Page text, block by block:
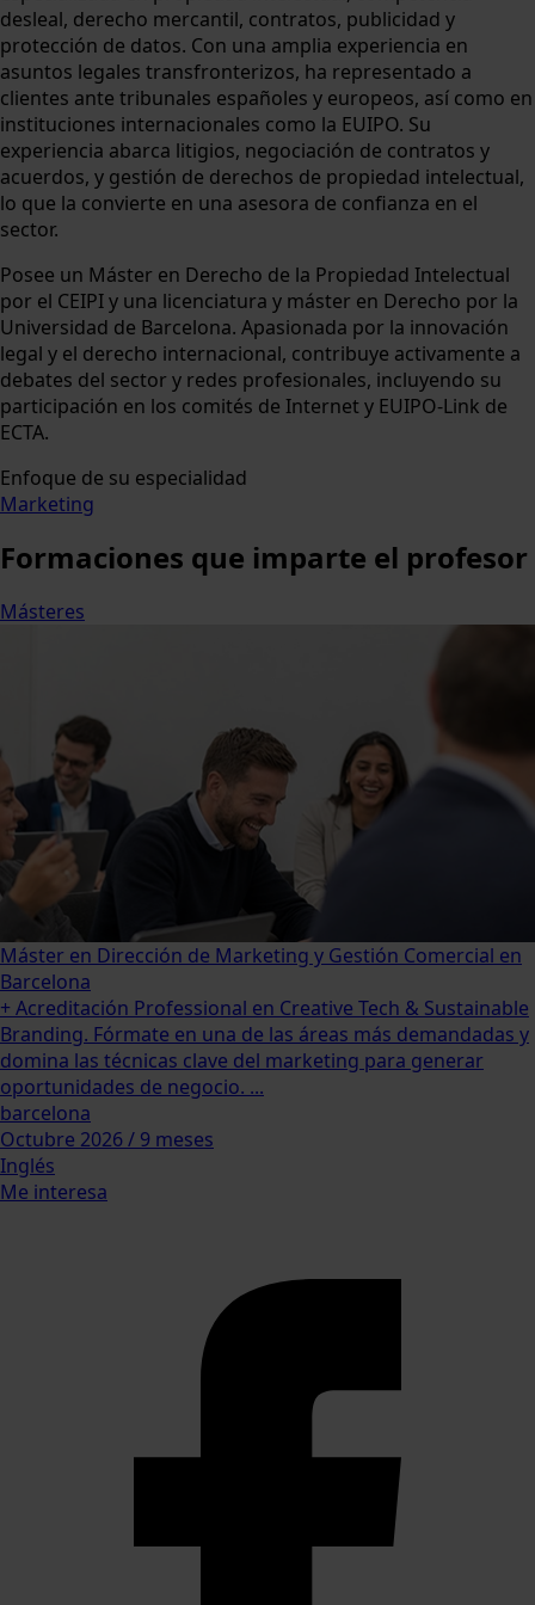
desleal, derecho mercantil, contratos, publicidad y
protección de datos. Con una amplia experiencia en
asuntos legales transfronterizos, ha representado a
clientes ante tribunales españoles y europeos, así como en
instituciones internacionales como la EUIPO. Su
experiencia abarca litigios, negociación de contratos y
acuerdos, y gestión de derechos de propiedad intelectual,
lo que la convierte en una asesora de confianza en el
sector.
Posee un Máster en Derecho de la Propiedad Intelectual
por el CEIPI y una licenciatura y máster en Derecho por la
Universidad de Barcelona. Apasionada por la innovación
legal y el derecho internacional, contribuye activamente a
debates del sector y redes profesionales, incluyendo su
participación en los comités de Internet y EUIPO-Link de
ECTA.
Enfoque de su especialidad
Marketing
Formaciones que imparte el profesor
Másteres
Máster en Dirección de Marketing y Gestión Comercial en
Barcelona
+ Acreditación Professional en Creative Tech & Sustainable
Branding. Fórmate en una de las áreas más demandadas y
domina las técnicas clave del marketing para generar
oportunidades de negocio. ...
barcelona
Octubre 2026 / 9 meses
Inglés
Me interesa